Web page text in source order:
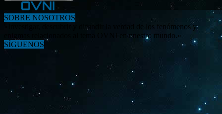
SOBRE NOSOTROS
«Investigar, descubrir y difundir la verdad de los fenómenos y
enigmas relacionados al tema OVNI en nuestro mundo.»
SÍGUENOS